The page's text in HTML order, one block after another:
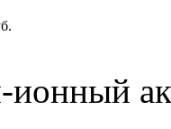
ионный